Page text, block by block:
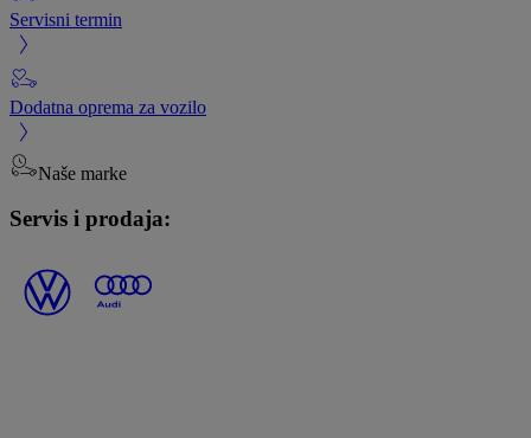
Servisni termin
Dodatna oprema za vozilo
Naše marke
Servis i prodaja: